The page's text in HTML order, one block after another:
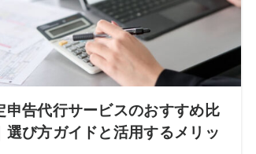
申告代行サービスのおすすめ比
選び方ガイドと活用するメリッ